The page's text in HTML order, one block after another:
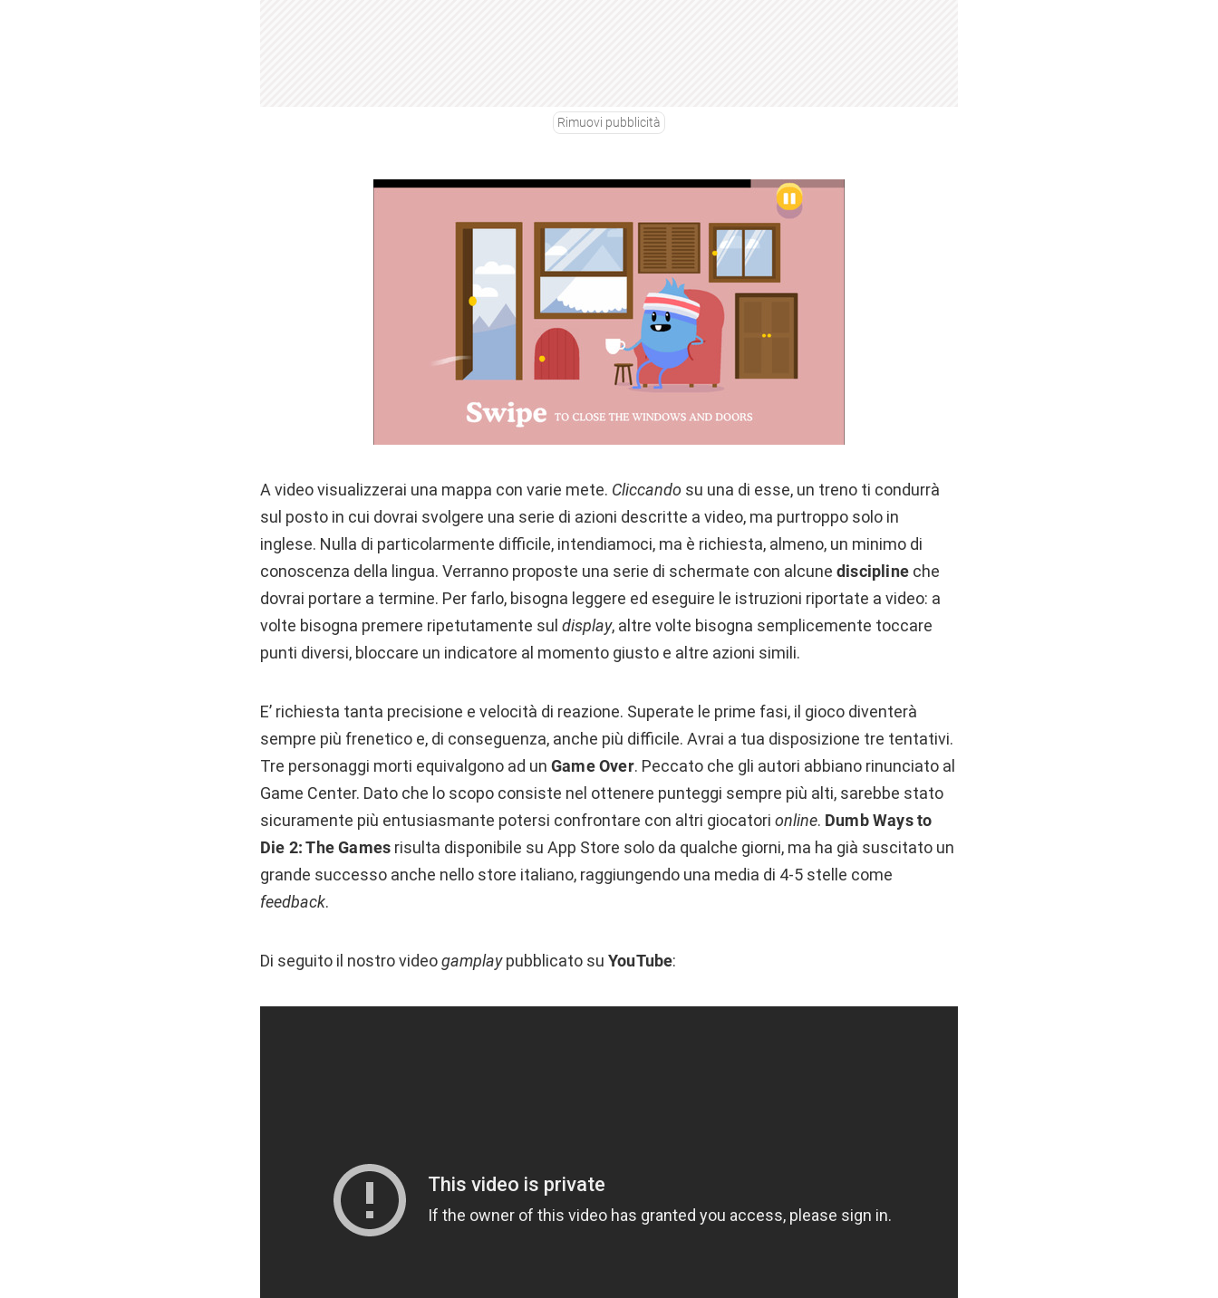
Rimuovi pubblicità
A video visualizzerai una mappa con varie mete. Cliccando su una di esse, un treno ti condurrà
sul posto in cui dovrai svolgere una serie di azioni descritte a video, ma purtroppo solo in
inglese. Nulla di particolarmente difficile, intendiamoci, ma è richiesta, almeno, un minimo di
conoscenza della lingua. Verranno proposte una serie di schermate con alcune discipline che
dovrai portare a termine. Per farlo, bisogna leggere ed eseguire le istruzioni riportate a video: a
volte bisogna premere ripetutamente sul display, altre volte bisogna semplicemente toccare
punti diversi, bloccare un indicatore al momento giusto e altre azioni simili.
E’ richiesta tanta precisione e velocità di reazione. Superate le prime fasi, il gioco diventerà
sempre più frenetico e, di conseguenza, anche più difficile. Avrai a tua disposizione tre tentativi.
Tre personaggi morti equivalgono ad un Game Over. Peccato che gli autori abbiano rinunciato al
Game Center. Dato che lo scopo consiste nel ottenere punteggi sempre più alti, sarebbe stato
sicuramente più entusiasmante potersi confrontare con altri giocatori online. Dumb Ways to
Die 2: The Games risulta disponibile su App Store solo da qualche giorni, ma ha già suscitato un
grande successo anche nello store italiano, raggiungendo una media di 4-5 stelle come
feedback.
Di seguito il nostro videogamplaypubblicato su YouTube: